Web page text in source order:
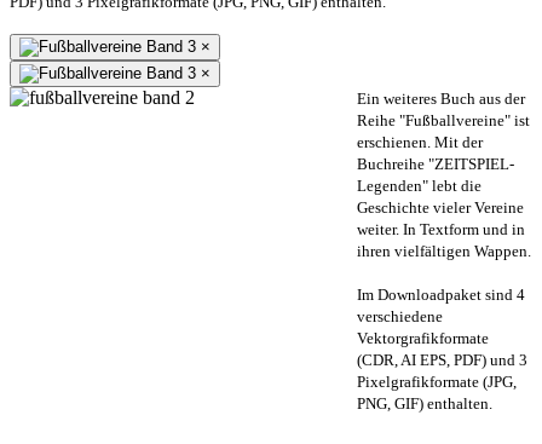
×
×
Ein weiteres Buch aus der
Reihe "Fußballvereine" ist
erschienen. Mit der
Buchreihe "ZEITSPIEL-
Legenden" lebt die
Geschichte vieler Vereine
weiter. In Textform und in
ihren vielfältigen Wappen.
Im Downloadpaket sind 4
verschiedene
Vektorgrafikformate
(CDR, AI EPS, PDF) und 3
Pixelgrafikformate (JPG,
PNG, GIF) enthalten.